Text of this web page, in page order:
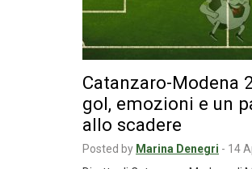
Catanzaro-Modena
gol, emozioni e un
allo scadere
Posted by Marina Denegri - 14